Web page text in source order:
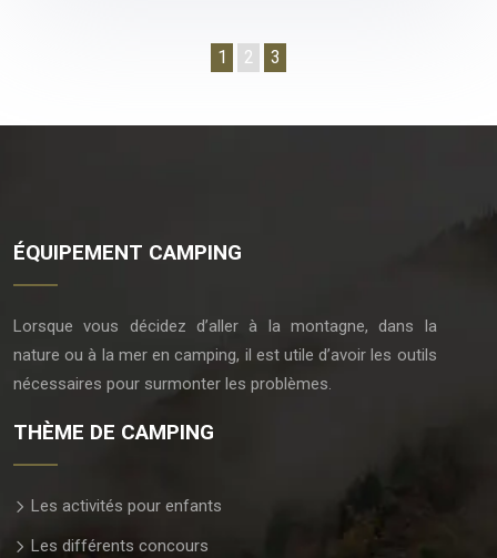
1 2 3
ÉQUIPEMENT CAMPING
Lorsque vous décidez d’aller à la montagne, dans la
nature ou à la mer en camping, il est utile d’avoir les outils
nécessaires pour surmonter les problèmes.
THÈME DE CAMPING
Les activités pour enfants
Les différents concours